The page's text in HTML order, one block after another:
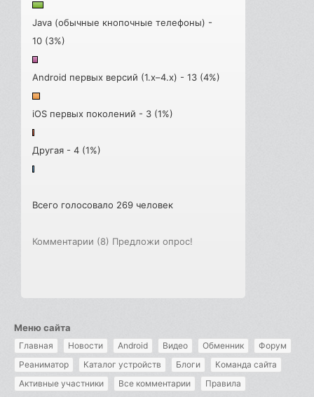
Java (обычные кнопочные телефоны) -
10 (3%)
Android первых версий (1.x–4.x) - 13 (4%)
iOS первых поколений - 3 (1%)
Другая - 4 (1%)
Всего голосовало 269 человек
Комментарии (8) Предложи опрос!
Меню сайта
Главная Новости Android Видео Обменник
Форум
Реаниматор
Каталог устройств Блоги
Команда сайта
Активные участники
Все комментарии Правила